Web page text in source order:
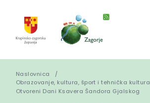
Naslovnica
Obrazovanje, kultura, šport i tehnička kultura
Otvoreni Dani Ksavera Šandora Gjalskog